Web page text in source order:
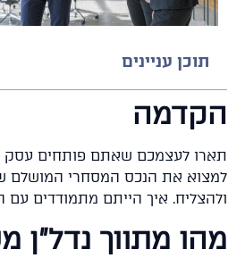
תוכן עניינים
לעצמכם שאתם פותחים עסק
את הנכס המסחרי המושלם
איך הייתם מתמודדים עם
מתווך נדל"ן